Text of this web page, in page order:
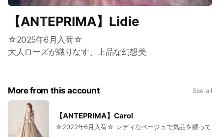
【ANTEPRIMA】Lidie
☆2025年6月入荷☆
大人ローズが織りなす、上品な幻想美
More from this account See all
【ANTEPRIMA】Carol
☆2022年6月入荷☆ レディなベージュで気品を纏って